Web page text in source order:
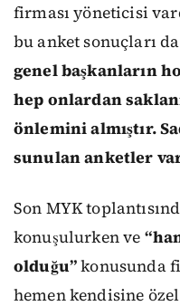
firması yöneticisi
bu anket sonuçları
genel başkanların
hep onlardan
önlemini almıştır.
sunulan anketler
Son MYK
konuşulurken ve
olduğu”konusunda
hemen kendisine